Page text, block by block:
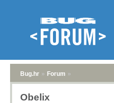
Bug.hr » Forum »
Obelix